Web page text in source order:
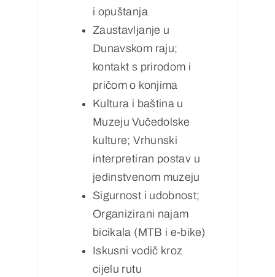
i opuštanja
Zaustavljanje u
Dunavskom raju;
kontakt s prirodom i
pričom o konjima
Kultura i baština u
Muzeju Vučedolske
kulture; Vrhunski
interpretiran postav u
jedinstvenom muzeju
Sigurnost i udobnost;
Organizirani najam
bicikala (MTB i e-bike)
Iskusni vodič kroz
cijelu rutu